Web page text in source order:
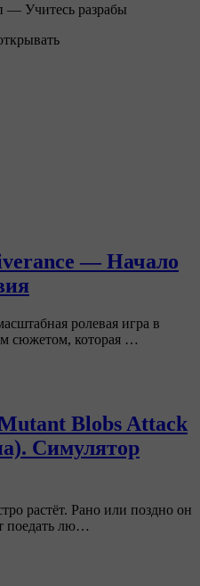
Учитесь разрабы
— Начало
ролевая игра в
сюжетом, которая …
Blobs Attack
Симулятор
растёт. Рано или поздно он
поедать лю…